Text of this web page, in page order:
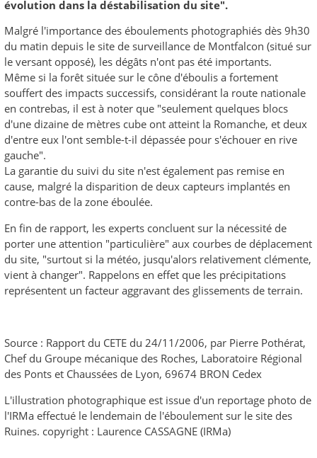
évolution dans la déstabilisation du site".
Malgré l'importance des éboulements photographiés dès 9h30
du matin depuis le site de surveillance de Montfalcon (situé sur
le versant opposé), les dégâts n'ont pas été importants.
Même si la forêt située sur le cône d'éboulis a fortement
souffert des impacts successifs, considérant la route nationale
en contrebas, il est à noter que "seulement quelques blocs
d'une dizaine de mètres cube ont atteint la Romanche, et deux
d'entre eux l'ont semble-t-il dépassée pour s'échouer en rive
gauche".
La garantie du suivi du site n'est également pas remise en
cause, malgré la disparition de deux capteurs implantés en
contre-bas de la zone éboulée.
En fin de rapport, les experts concluent sur la nécessité de
porter une attention "particulière" aux courbes de déplacement
du site, "surtout si la météo, jusqu'alors relativement clémente,
vient à changer". Rappelons en effet que les précipitations
représentent un facteur aggravant des glissements de terrain.
Source : Rapport du CETE du 24/11/2006, par Pierre Pothérat,
Chef du Groupe mécanique des Roches, Laboratoire Régional
des Ponts et Chaussées de Lyon, 69674 BRON Cedex
L'illustration photographique est issue d'un reportage photo de
l'IRMa effectué le lendemain de l'éboulement sur le site des
Ruines. copyright : Laurence CASSAGNE (IRMa)